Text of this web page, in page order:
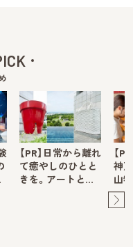
【PR】日常から離れ
て癒やしのひとと
きを。アートと…
【
神
山